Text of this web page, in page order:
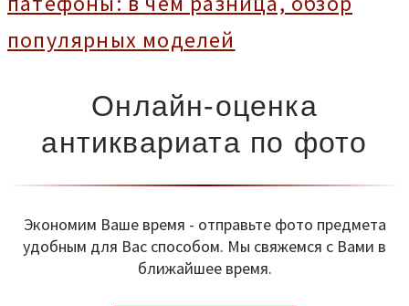
популярных моделей
Онлайн-оценка
антиквариата по фото
Экономим Ваше время - отправьте фото предмета
удобным для Вас способом. Мы свяжемся с Вами в
ближайшее время.